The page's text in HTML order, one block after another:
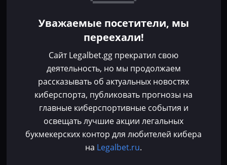
Фрибеты
Без депозита
Контакты
Пользовательское соглашение
Политика конфиденциальности
Политика в отношении файлов cookie
Согласие на обработку персональных данных
Зарегистрировано Федеральной службой по надзору в сфере связи,
Уважаемые посетители, мы
переехали!
Сайт Legalbet.gg прекратил свою
деятельность, но мы продолжаем
рассказывать об актуальных новостях
киберспорта, публиковать прогнозы на
главные киберспортивные события и
освещать лучшие акции легальных
букмекерских контор для любителей кибера
на Legalbet.ru.